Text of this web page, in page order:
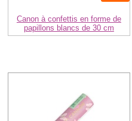
Canon à confettis en forme de
papillons blancs de 30 cm